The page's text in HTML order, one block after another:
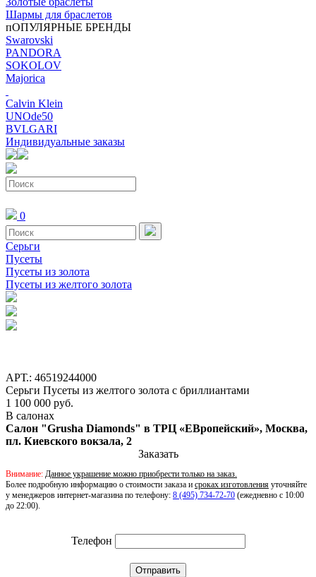
Шармы для браслетов
пОПУЛЯРНЫЕ БРЕНДЫ
Swarovski
PANDORA
SOKOLOV
Majorica
Calvin Klein
UNOde50
BVLGARI
Индивидуальные заказы
0
Серьги
Пусеты
Пусеты из золота
Пусеты из желтого золота
АРТ.: 46519244000
Серьги Пусеты из желтого золота с бриллиантами
1 100 000 руб.
В салонах
Салон "Grusha Diamonds" в ТРЦ «ЕВропейский», Москва,
пл. Киевского вокзала, 2
Заказать
Внимание: Данное украшение можно приобрести только на заказ.
Более подробную информацию о стоимости заказа и сроках изготовления уточняйте
у менеджеров интернет-магазина по телефону: 8 (495) 734-72-70 (ежедневно с 10:00
до 22:00).
Телефон
Отправить